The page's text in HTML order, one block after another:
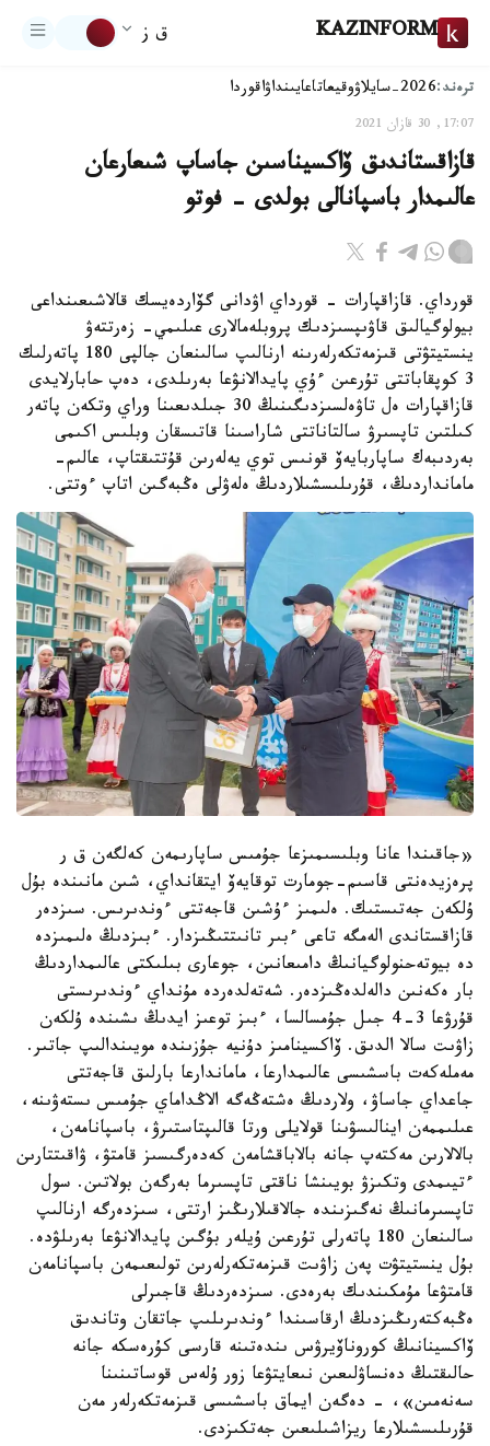
KAZINFORM ق ز
ترەند:2026-سايلاۋ وقيعاتاعايىنداۋاقوردا
17:07, 30 قازان 2021
قازاقستاندىق ۆاكسيناسىن جاساپ شىعارعان
عالىمدار باسپانالى بولدى - فوتو
قورداي. قازاقپارات - قورداي اۋدانى گۆاردەيسك قالاشىعىنداعى
بيولوگيالىق قاۋىپسىزدىك پروبلەمالارى عىلىمي- زەرتتەۋ
ينستيتۋتى قىزمەتكەرلەرىنە ارنالىپ سالىنعان جالپى 180 پاتەرلىك
3 كوپقاباتتى تۇرعىن ءۇي پايدالانۋعا بەرىلدى، دەپ حابارلايدى
قازاقپارات ەل تاۋەلسىزدىگىنىڭ 30 جىلدىعىنا وراي وتكەن پاتەر
كىلتىن تاپسىرۋ سالتاناتتى شاراسىنا قاتىسقان وبلىس اكىمى
بەردىبەك ساپاربايەۆ قونىس توي يەلەرىن قۇتتىقتاپ، عالىم-
مامانداردىڭ، قۇرىلىسشىلاردىڭ ەلەۋلى ەڭبەگىن اتاپ ءوتتى.
«جاقىندا عانا وبلىسىمىزعا جۇمىس ساپارىمەن كەلگەن ق ر
پرەزيدەنتى قاسىم-جومارت توقايەۆ ايتقانداي، شىن مانىندە بۇل
ۇلكەن جەتىستىك. ەلىمىز ءۇشىن قاجەتتى ءوندىرىس. سىزدەر
قازاقستاندى الەمگە تاعى ءبىر تانىتتىڭىزدار. ءبىزدىڭ ەلىمىزدە
دە بيوتەحنولوگيانىڭ دامىعانىن، جوعارى بىلىكتى عالىمداردىڭ
بار ەكەنىن دالەلدەڭىزدەر. شەتەلدەردە مۇنداي ءوندىرىستى
قۇرۋعا 3-4 جىل جۇمسالسا، ءبىز توعىز ايدىڭ ىشىندە ۇلكەن
زاۋىت سالا الدىق. ۆاكسينامىز دۇنيە جۇزىندە مويىندالىپ جاتىر.
مەملەكەت باسشىسى عالىمدارعا، ماماندارعا بارلىق قاجەتتى
جاعداي جاساۋ، ولاردىڭ ەشتەڭەگە الاڭداماي جۇمىس ىستەۋىنە،
عىلىممەن اينالىسۋىنا قولايلى ورتا قالىپتاستىرۋ، باسپانامەن،
بالالارىن مەكتەپ جانە بالاباقشامەن كەدەرگىسىز قامتۋ، ۋاقىتتارىن
ءتيىمدى وتكىزۋ بويىنشا ناقتى تاپسىرما بەرگەن بولاتىن. سول
تاپسىرمانىڭ نەگىزىندە جالاقىلارىڭىز ارتتى، سىزدەرگە ارنالىپ
سالىنعان 180 پاتەرلى تۇرعىن ۇيلەر بۇگىن پايدالانۋعا بەرىلۋدە.
بۇل ينستيتۋت پەن زاۋىت قىزمەتكەرلەرىن تولىعىمەن باسپانامەن
قامتۋعا مۇمكىندىك بەرەدى. سىزدەردىڭ قاجىرلى
ەڭبەكتەرىڭىزدىڭ ارقاسىندا ءوندىرىلىپ جاتقان وتاندىق
ۆاكسينانىڭ كوروناۆيرۋس ىندەتىنە قارسى كۇرەسكە جانە
حالىقتىڭ دەنساۋلىعىن نىعايتۋعا زور ۇلەس قوساتىنىنا
سەنەمىن»، - دەگەن ايماق باسشىسى قىزمەتكەرلەر مەن
قۇرىلىسشىلارعا ريزاشىلىعىن جەتكىزدى.